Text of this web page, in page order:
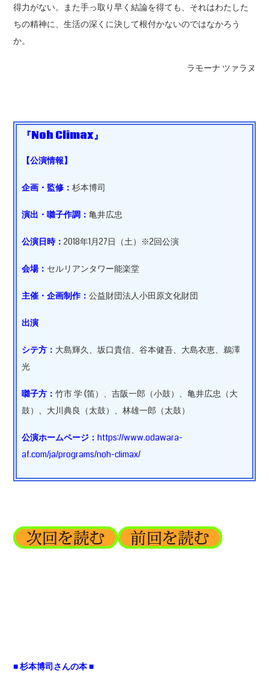
得力がない。また手っ取り早く結論を得ても、それはわたした
ちの精神に、生活の深くに決して根付かないのではなかろう
か。
ラモーナ ツァラヌ
『Noh Climax』
【公演情報】
企画・監修：杉本博司
演出・囃子作調：亀井広忠
公演日時：2018年1月27日（土）※2回公演
会場： セルリアンタワー能楽堂
主催・企画制作：公益財団法人小田原文化財団
出演
シテ方： 大島輝久、坂口貴信、谷本健吾、大島衣恵、鵜澤
光
囃子方：竹市 学 (笛）、吉阪一郎（小鼓）、亀井広忠（大
鼓）、大川典良（太鼓）、林雄一郎（太鼓）
公演ホームページ：https://www.odawara-
af.com/ja/programs/noh-climax/
■ 杉本博司さんの本 ■